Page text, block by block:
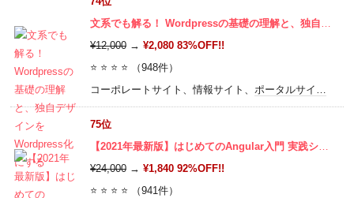
文系でも解る！ Wordpressの基礎の理解と、独自デザインをWordpress化にする
¥12,000→ ¥2,080 83%OFF!!
⭐ ⭐ ⭐ ⭐ （948件）
コーポレートサイト、情報サイト、 ポータルサイト
75位
【2021年最新版】はじめてのAngular入門 実践シングルページアプリケーション（SPA）開発
¥24,000→ ¥1,840 92%OFF!!
⭐ ⭐ ⭐ ⭐ （941件）